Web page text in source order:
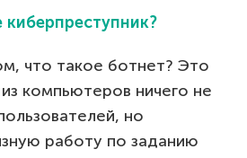
что такое ботнет? Это
компьютеров ничего не
но
работу по заданию